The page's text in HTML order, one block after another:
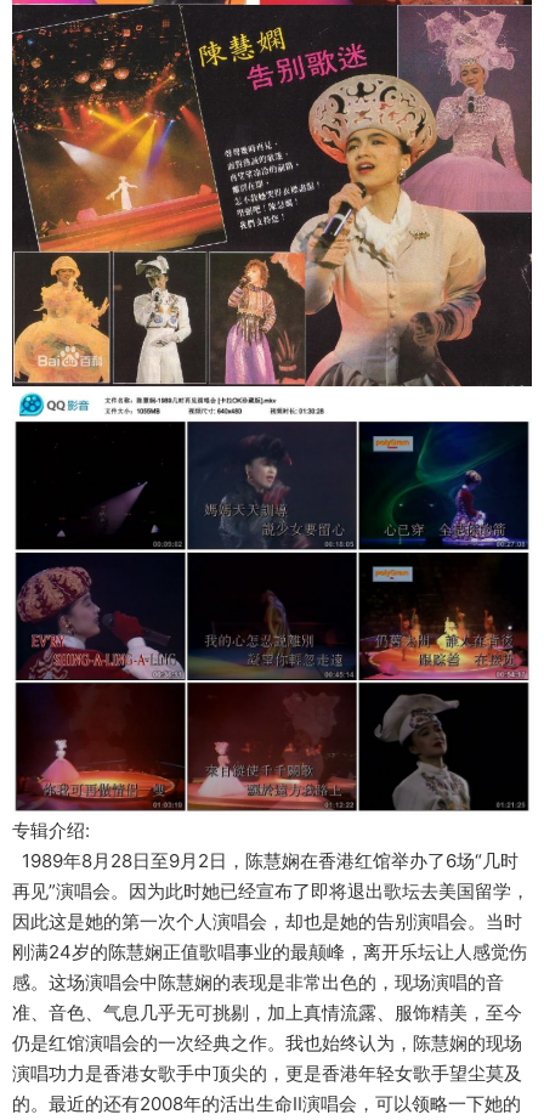
专辑介绍:
1989年8月28日至9月2日，陈慧娴在香港红馆举办了6场“几时
再见”演唱会。因为此时她已经宣布了即将退出歌坛去美国留学，
因此这是她的第一次个人演唱会，却也是她的告别演唱会。当时
刚满24岁的陈慧娴正值歌唱事业的最颠峰，离开乐坛让人感觉伤
感。这场演唱会中陈慧娴的表现是非常出色的，现场演唱的音
准、音色、气息几乎无可挑剔，加上真情流露、服饰精美，至今
仍是红馆演唱会的一次经典之作。我也始终认为，陈慧娴的现场
演唱功力是香港女歌手中顶尖的，更是香港年轻女歌手望尘莫及
的。最近的还有2008年的活出生命II演唱会，可以领略一下她的